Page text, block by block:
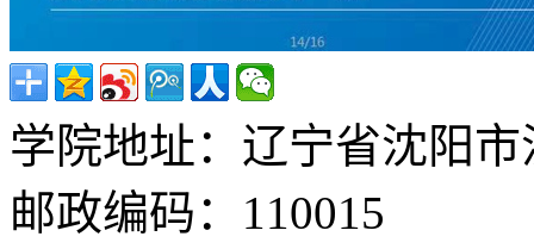
学院地址：辽宁省沈阳
邮政编码：110015